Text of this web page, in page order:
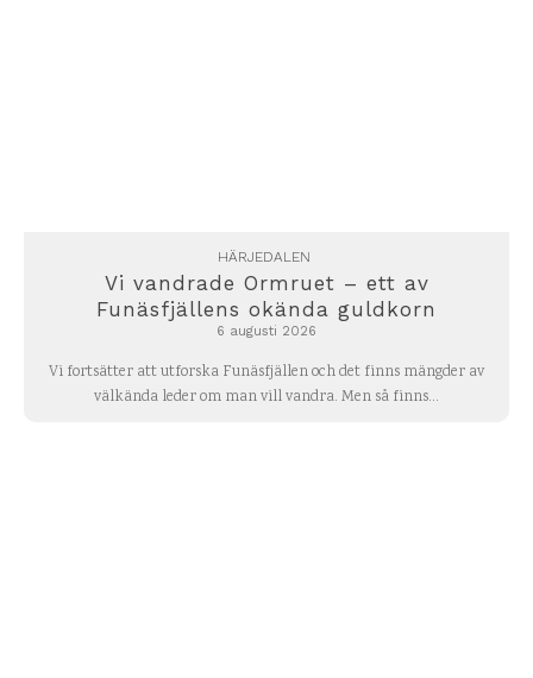
HÄRJEDALEN
Vi vandrade Ormruet – ett av
Funäsfjällens okända guldkorn
6 augusti 2026
Vi fortsätter att utforska Funäsfjällen och det finns mängder av
välkända leder om man vill vandra. Men så finns...